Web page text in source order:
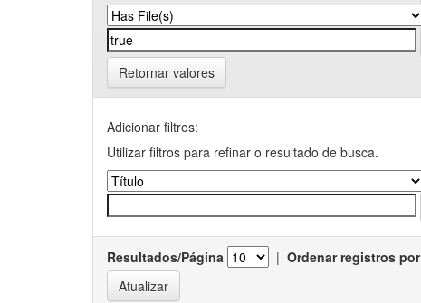
Retornar valores
Adicionar filtros:
Utilizar filtros para refinar o resultado de busca.
Resultados/Página | Ordenar registros por